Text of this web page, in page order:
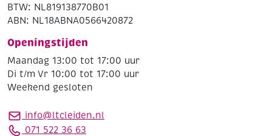
BTW: NL819138770B01
ABN: NL18ABNA0566420872
Openingstijden
Maandag 13:00 tot 17:00 uur
Di t/m Vr 10:00 tot 17:00 uur
Weekend gesloten
info@ltcleiden.nl
071 522 36 63